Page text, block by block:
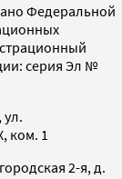
Федеральной
серия Эл №
ул.
ком. 1
2-я, д.